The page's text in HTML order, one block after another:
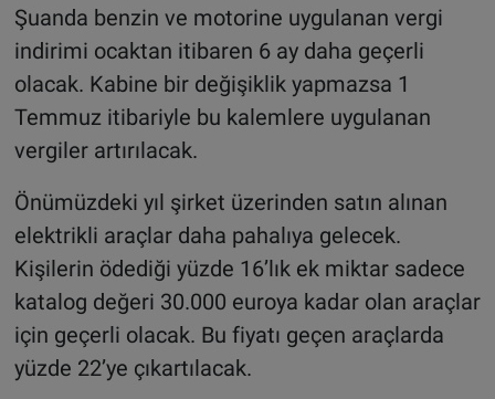
Şuanda benzin ve motorine uygulanan vergi
indirimi ocaktan itibaren 6 ay daha geçerli
olacak. Kabine bir değişiklik yapmazsa 1
Temmuz itibariyle bu kalemlere uygulanan
vergiler artırılacak.
Önümüzdeki yıl şirket üzerinden satın alınan
elektrikli araçlar daha pahalıya gelecek.
Kişilerin ödediği yüzde 16’lık ek miktar sadece
katalog değeri 30.000 euroya kadar olan araçlar
için geçerli olacak. Bu fiyatı geçen araçlarda
yüzde 22’ye çıkartılacak.